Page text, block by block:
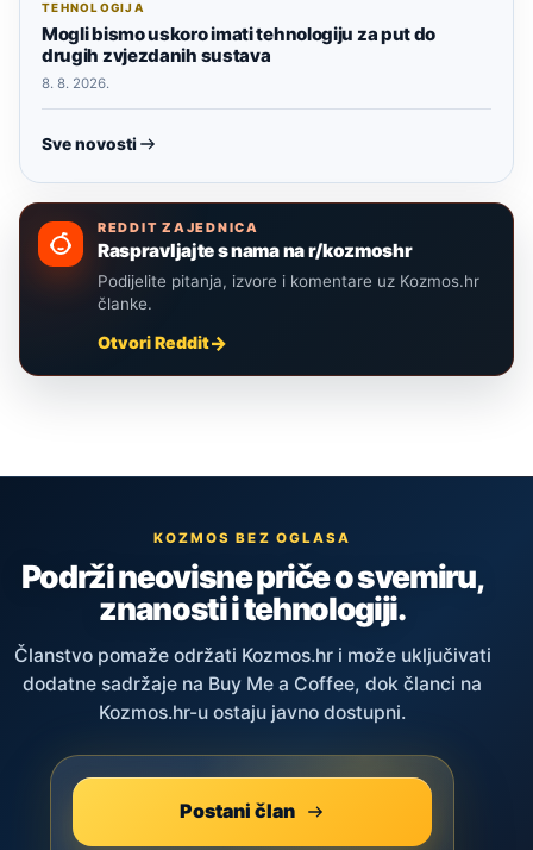
TEHNOLOGIJA
Mogli bismo uskoro imati tehnologiju za put do
drugih zvjezdanih sustava
8. 8. 2026.
Sve novosti
REDDIT ZAJEDNICA
Raspravljajte s nama na r/kozmoshr
Podijelite pitanja, izvore i komentare uz Kozmos.hr
članke.
Otvori Reddit
KOZMOS BEZ OGLASA
Podrži neovisne priče o svemiru,
znanosti i tehnologiji.
Članstvo pomaže održati Kozmos.hr i može uključivati
dodatne sadržaje na Buy Me a Coffee, dok članci na
Kozmos.hr-u ostaju javno dostupni.
Postani član